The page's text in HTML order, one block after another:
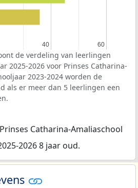
40
40 60
60
de verdeling van leerlingen
2025-2026 voor Prinses Catharina-
2023-2024 worden de
als er meer dan 5 leerlingen een
Catharina-Amaliaschool
2026 8 jaar oud.